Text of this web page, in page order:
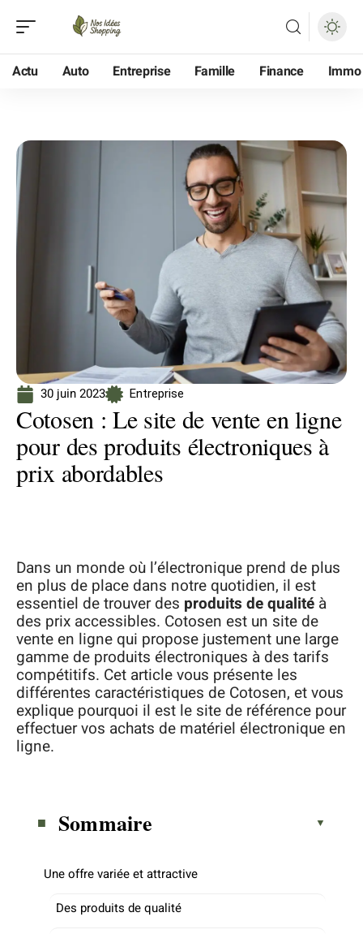
Actu Auto Entreprise Famille Finance Immo
30 juin 2023 Entreprise
Cotosen : Le site de vente en ligne
pour des produits électroniques à
prix abordables
Dans un monde où l’électronique prend de plus
en plus de place dans notre quotidien, il est
essentiel de trouver des produits de qualité à
des prix accessibles. Cotosen est un site de
vente en ligne qui propose justement une large
gamme de produits électroniques à des tarifs
compétitifs. Cet article vous présente les
différentes caractéristiques de Cotosen, et vous
explique pourquoi il est le site de référence pour
effectuer vos achats de matériel électronique en
ligne.
Sommaire
Une offre variée et attractive
Des produits de qualité